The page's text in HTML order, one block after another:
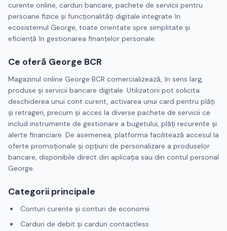
curente online, carduri bancare, pachete de servicii pentru
persoane fizice și funcționalități digitale integrate în
ecosistemul George, toate orientate spre simplitate și
eficiență în gestionarea finanțelor personale.
Ce oferă George BCR
Magazinul online George BCR comercializează, în sens larg,
produse și servicii bancare digitale. Utilizatorii pot solicita
deschiderea unui cont curent, activarea unui card pentru plăți
și retrageri, precum și acces la diverse pachete de servicii ce
includ instrumente de gestionare a bugetului, plăți recurente și
alerte financiare. De asemenea, platforma facilitează accesul la
oferte promoționale și opțiuni de personalizare a produselor
bancare, disponibile direct din aplicația sau din contul personal
George.
Categorii principale
Conturi curente și conturi de economii
Carduri de debit și carduri contactless